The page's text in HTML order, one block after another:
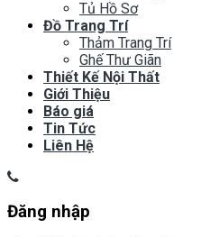
Tủ Hồ Sơ
Đồ Trang Trí
Thảm Trang Trí
Ghế Thư Giãn
Thiết Kế Nội Thất
Giới Thiệu
Báo giá
Tin Tức
Liên Hệ
Đăng nhập